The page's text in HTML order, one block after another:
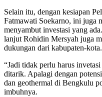
Selain itu, dengan kesiapan
Fatmawati Soekarno, ini juga
menyambut investasi yang
lanjut Rohidin Mersyah juga
dukungan dari kabupaten-kota.
“Jadi tidak perlu harus
ditarik. Apalagi dengan
dan geothermal di Bengkulu
imbuhnya.